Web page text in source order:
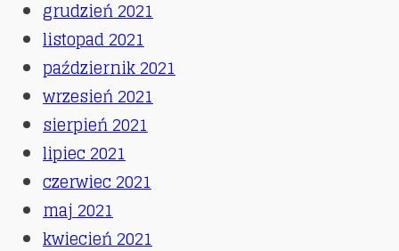
grudzień 2021
listopad 2021
październik 2021
wrzesień 2021
sierpień 2021
lipiec 2021
czerwiec 2021
maj 2021
kwiecień 2021